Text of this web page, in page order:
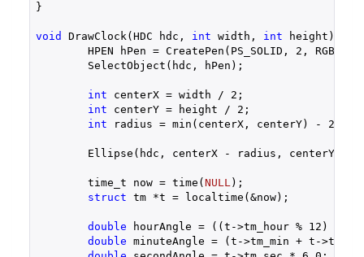
}
void DrawClock(HDC hdc, int width, int height) {
	HPEN hPen = CreatePen(PS_SOLID,
2 , RGB(
int centerX = width / 2 ;
int centerY = height / 2 ;
int radius = min(centerX, centerY) - 20
	time_t now = time(
NULL);
struct tm *t = localtime(&now);
double hourAngle = ((t->tm_hour % 12 ) + t-
double minuteAngle = (t->tm_min + t-